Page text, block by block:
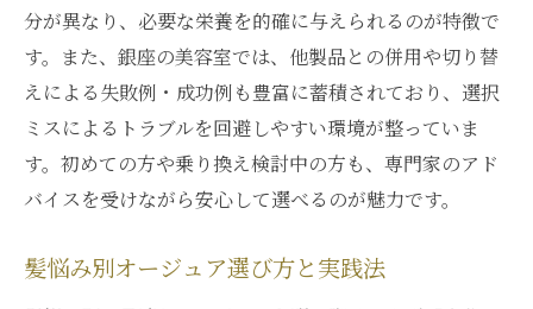
分が異なり、必要な栄養を的確に与えられるのが特徴で
す。また、銀座の美容室では、他製品との併用や切り替
えによる失敗例・成功例も豊富に蓄積されており、選択
ミスによるトラブルを回避しやすい環境が整っていま
す。初めての方や乗り換え検討中の方も、専門家のアド
バイスを受けながら安心して選べるのが魅力です。
髪悩み別オージュア選び方と実践法